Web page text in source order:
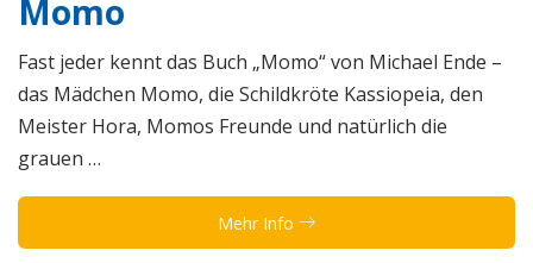
Momo
Fast jeder kennt das Buch „Momo“ von Michael Ende –
das Mädchen Momo, die Schildkröte Kassiopeia, den
Meister Hora, Momos Freunde und natürlich die
grauen …
Mehr Info